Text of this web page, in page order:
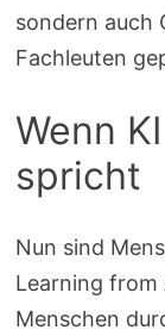
sondern auch
Fachleuten
Wenn
spricht
Nun sind
Learning from
Menschen